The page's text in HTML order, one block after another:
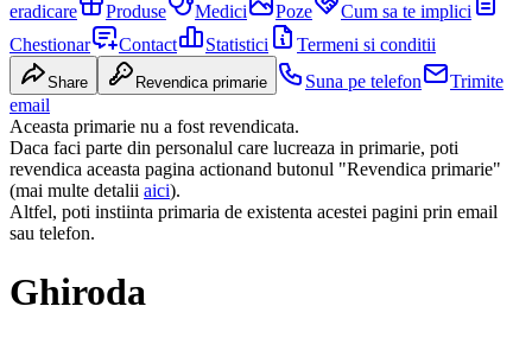
eradicare
Produse Medici Poze
Cum sa te implici
Chestionar
Contact Statistici Termeni si conditii
Share Revendica primarie Suna pe telefon
Trimite
email
Aceasta primarie nu a fost revendicata.
Daca faci parte din personalul care lucreaza in primarie, poti
revendica aceasta pagina actionand butonul "Revendica primarie"
(mai multe detalii aici).
Altfel, poti instiinta primaria de existenta acestei pagini prin email
sau telefon.
Ghiroda